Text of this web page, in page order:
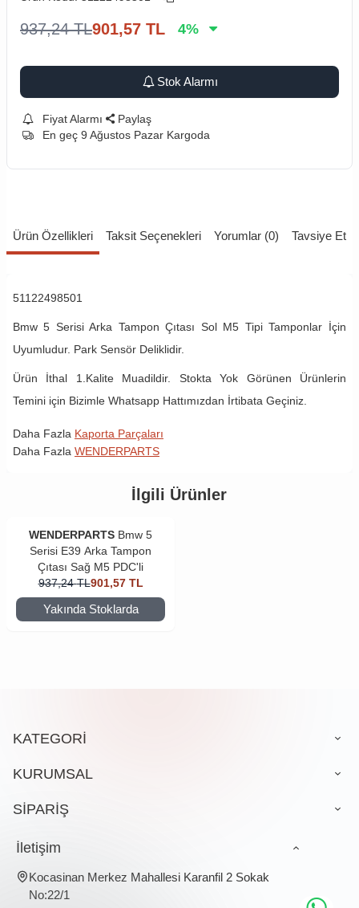
937,24 TL901,57 TL 4%
Stok Alarmı
Fiyat Alarmı
Paylaş
En geç 9 Ağustos Pazar Kargoda
Ürün Özellikleri Taksit Seçenekleri Yorumlar (0) Tavsiye Et
51122498501
Bmw 5 Serisi Arka Tampon Çıtası Sol M5 Tipi Tamponlar İçin
Uyumludur. Park Sensör Deliklidir.
Ürün İthal 1.Kalite Muadildir. Stokta Yok Görünen Ürünlerin
Temini için Bizimle Whatsapp Hattımızdan İrtibata Geçiniz.
Daha Fazla Kaporta Parçaları
Daha Fazla WENDERPARTS
İlgili Ürünler
WENDERPARTS Bmw 5
Serisi E39 Arka Tampon
Çıtası Sağ M5 PDC'li
937,24 TL901,57 TL
Yakında Stoklarda
KATEGORİ
KURUMSAL
SİPARİŞ
İletişim
Kocasinan Merkez Mahallesi Karanfil 2 Sokak
No:22/1